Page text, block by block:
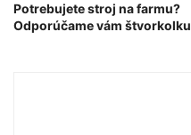
Potrebujete stroj na farmu?
Odporúčame vám štvorkolku